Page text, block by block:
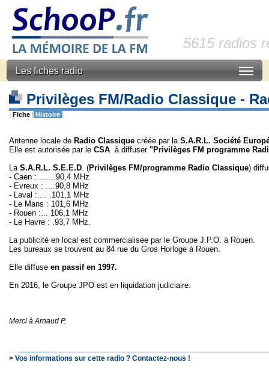
5615 radios
Les fiches radio
Privilèges FM/Radio Classique -
| Fiche | Histoire |
Antenne locale de Radio Classique créée par la S.A.R.L. Société
Elle est autorisée par le CSA à diffuser"Privilèges FM programme
La S.A.R.L. S.E.E.D. (Privilèges FM/programme Radio Classique)
- Caen : .......90,4 MHz
- Evreux : ....90,8 MHz
- Laval :.... .101,1 MHz
- Le Mans : 101,6 MHz
- Rouen :... 106,1 MHz
- Le Havre : .93,7 MHz.
La publicité en local est commercialisée par le Groupe J.P.O. à Rouen.
Les bureaux se trouvent au 84 rue du Gros Horloge à Rouen.
Elle diffuse en passif en 1997.
En 2016, le Groupe JPO est en liquidation judiciaire.
Merci à Arnaud P.
> Vos informations sur cette radio ? Contactez-nous !